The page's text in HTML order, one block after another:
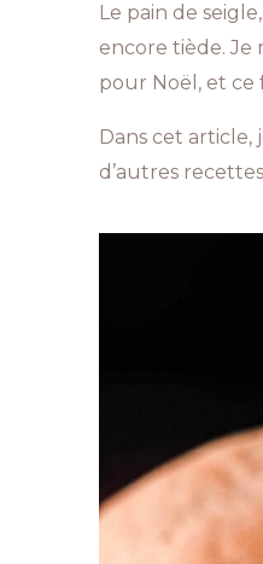
Le pain de
encore tiède. Je
pour Noël, et ce
Dans cet article,
d’autres